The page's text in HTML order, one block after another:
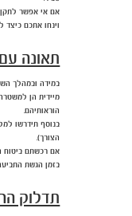
אם אי אפשר
וינחו אתכם כיצד
תאונה
במידה ובמהלך
מיידית הן
הוראותיהם.
בנוסף תידרשו
הצורך).
אם רכשתם ביטוח
בזמן הגשת
תדלוק